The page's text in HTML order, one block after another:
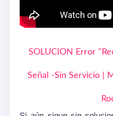
SOLUCION Error
Señal -Sin Servicio |